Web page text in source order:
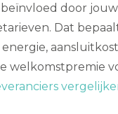
door
Dat
welkomstpremie